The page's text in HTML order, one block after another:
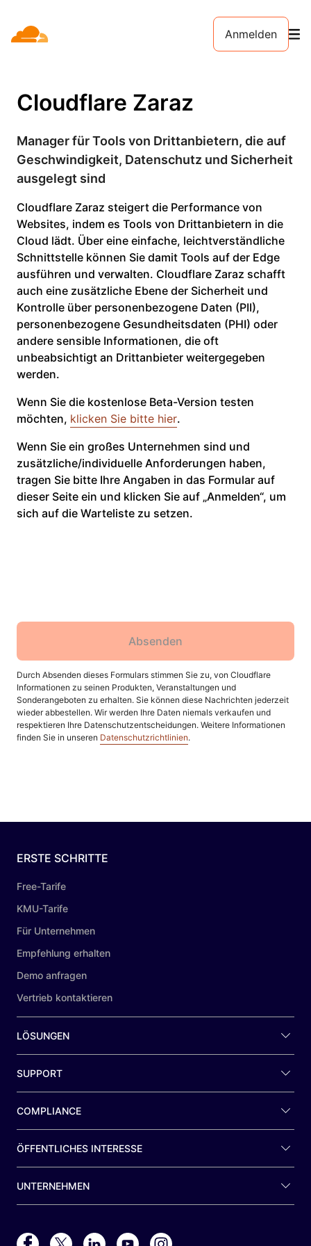
Anmelden
Cloudflare Zaraz
Manager für Tools von Drittanbietern, die auf
Geschwindigkeit, Datenschutz und Sicherheit
ausgelegt sind
Cloudflare Zaraz steigert die Performance von
Websites, indem es Tools von Drittanbietern in die
Cloud lädt. Über eine einfache, leichtverständliche
Schnittstelle können Sie damit Tools auf der Edge
ausführen und verwalten. Cloudflare Zaraz schafft
auch eine zusätzliche Ebene der Sicherheit und
Kontrolle über personenbezogene Daten (PII),
personenbezogene Gesundheitsdaten (PHI) oder
andere sensible Informationen, die oft
unbeabsichtigt an Drittanbieter weitergegeben
werden.
Wenn Sie die kostenlose Beta-Version testen
möchten, klicken Sie bitte hier.
Wenn Sie ein großes Unternehmen sind und
zusätzliche/individuelle Anforderungen haben,
tragen Sie bitte Ihre Angaben in das Formular auf
dieser Seite ein und klicken Sie auf „Anmelden“, um
sich auf die Warteliste zu setzen.
Absenden
Durch Absenden dieses Formulars stimmen Sie zu, von Cloudflare
Informationen zu seinen Produkten, Veranstaltungen und
Sonderangeboten zu erhalten. Sie können diese Nachrichten jederzeit
wieder abbestellen. Wir werden Ihre Daten niemals verkaufen und
respektieren Ihre Datenschutzentscheidungen. Weitere Informationen
finden Sie in unseren Datenschutzrichtlinien.
ERSTE SCHRITTE
Free-Tarife
KMU-Tarife
Für Unternehmen
Empfehlung erhalten
Demo anfragen
Vertrieb kontaktieren
LÖSUNGEN
SUPPORT
COMPLIANCE
ÖFFENTLICHES INTERESSE
UNTERNEHMEN